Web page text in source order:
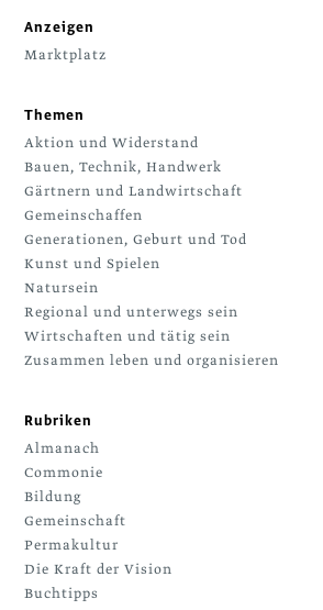
Anzeigen
Marktplatz
Themen
Aktion und Widerstand
Bauen, Technik, Handwerk
Gärtnern und Landwirtschaft
Gemeinschaffen
Generationen, Geburt und Tod
Kunst und Spielen
Natursein
Regional und unterwegs sein
Wirtschaften und tätig sein
Zusammen leben und organisieren
Rubriken
Almanach
Commonie
Bildung
Gemeinschaft
Permakultur
Die Kraft der Vision
Buchtipps